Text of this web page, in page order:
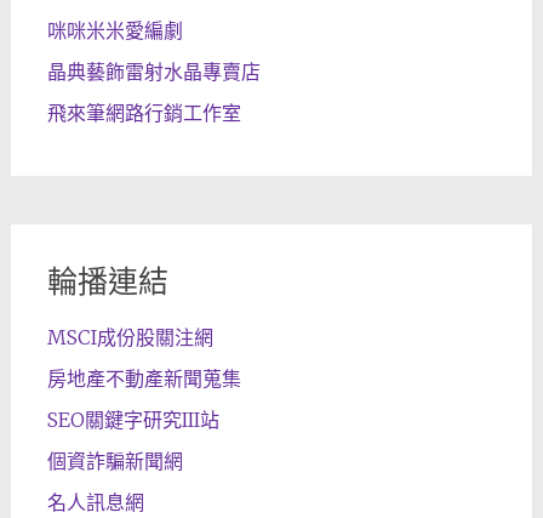
咪咪米米愛編劇
晶典藝飾雷射水晶專賣店
飛來筆網路行銷工作室
輪播連結
MSCI成份股關注網
房地產不動產新聞蒐集
SEO關鍵字研究III站
個資詐騙新聞網
名人訊息網